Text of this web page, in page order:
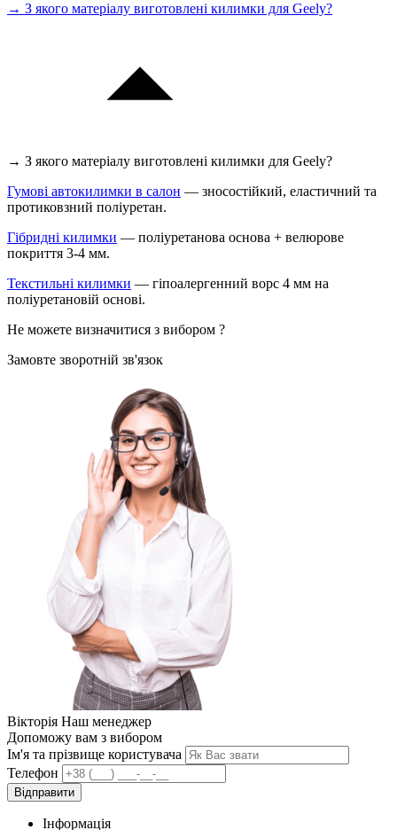
→ З якого матеріалу виготовлені килимки для Geely?
→ З якого матеріалу виготовлені килимки для Geely?
Гумові автокилимки в салон — зносостійкий, еластичний та
протиковзний поліуретан.
Гібридні килимки — поліуретанова основа + велюрове
покриття 3-4 мм.
Текстильні килимки — гіпоалергенний ворс 4 мм на
поліуретановій основі.
Не можете визначитися з вибором ?
Замовте зворотній зв'язок
Вікторія Наш менеджер
Допоможу вам з вибором
Ім'я та прізвище користувача
Телефон
Відправити
Інформація